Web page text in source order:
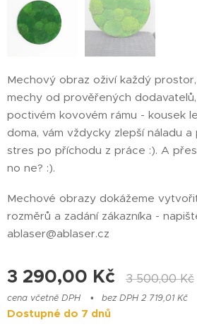
Mechový obraz oživí každý
mechy od prověřených
poctivém kovovém rámu - kousek
doma, vám vždycky zlepší náladu
stres po příchodu z práce :). A
no ne? :).
Mechové obrazy dokážeme
rozměrů a zadání zákazníka -
ablaser@ablaser.cz
3 290,00 Kč 3 500,00Kč
cena včetně DPH bez DPH 2 719,01 Kč
Dostupné do 7 dnů